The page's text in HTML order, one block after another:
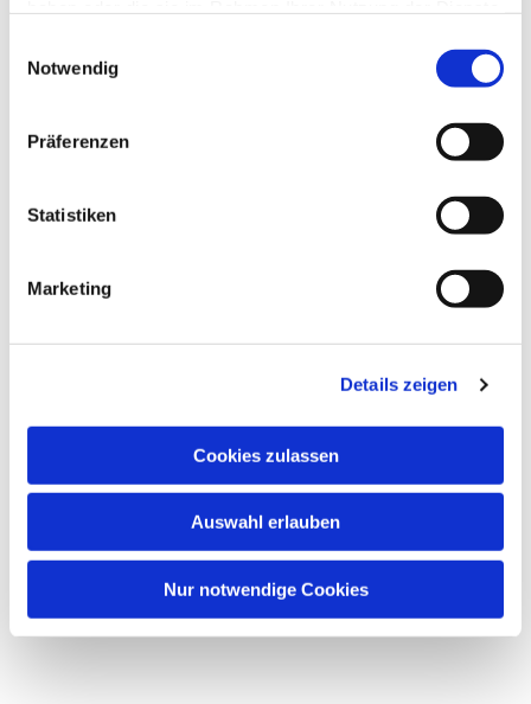
Notwendig
Präferenzen
Statistiken
Marketing
Details zeigen
Cookies zulassen
Auswahl erlauben
Nur notwendige Cookies
Dies könnte Sie auch